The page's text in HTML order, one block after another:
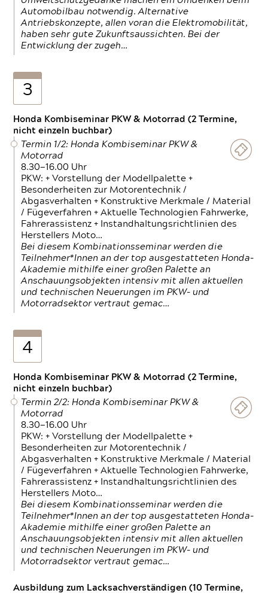
Automobilbau notwendig. Alternative
Antriebskonzepte, allen voran die Elektromobilität,
haben sehr gute Zukunftsaussichten. Bei der
Entwicklung der zugeh…
3
Honda Kombiseminar PKW & Motorrad (2 Termine,
nicht einzeln buchbar)
Termin 1/2: Honda Kombiseminar PKW &
Motorrad
8.30—16.00 Uhr
PKW: + Vorstellung der Modellpalette +
Besonderheiten zur Motorentechnik /
Abgasverhalten + Konstruktive Merkmale / Material
/ Fügeverfahren + Aktuelle Technologien Fahrwerke,
Fahrerassistenz + Instandhaltungsrichtlinien des
Herstellers Moto…
Bei diesem Kombinationsseminar werden die
Teilnehmer*Innen an der top ausgestatteten Honda-
Akademie mithilfe einer großen Palette an
Anschauungsobjekten intensiv mit allen aktuellen
und technischen Neuerungen im PKW- und
Motorradsektor vertraut gemac…
4
Honda Kombiseminar PKW & Motorrad (2 Termine,
nicht einzeln buchbar)
Termin 2/2: Honda Kombiseminar PKW &
Motorrad
8.30—16.00 Uhr
PKW: + Vorstellung der Modellpalette +
Besonderheiten zur Motorentechnik /
Abgasverhalten + Konstruktive Merkmale / Material
/ Fügeverfahren + Aktuelle Technologien Fahrwerke,
Fahrerassistenz + Instandhaltungsrichtlinien des
Herstellers Moto…
Bei diesem Kombinationsseminar werden die
Teilnehmer*Innen an der top ausgestatteten Honda-
Akademie mithilfe einer großen Palette an
Anschauungsobjekten intensiv mit allen aktuellen
und technischen Neuerungen im PKW- und
Motorradsektor vertraut gemac…
Ausbildung zum Lacksachverständigen (10 Termine,